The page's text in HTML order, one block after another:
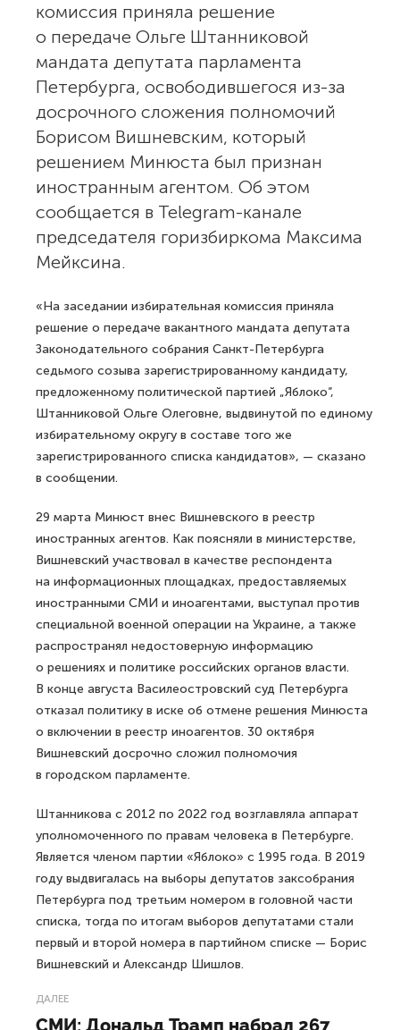
комиссия приняла решение
о передаче Ольге Штанниковой
мандата депутата парламента
Петербурга, освободившегося из-за
досрочного сложения полномочий
Борисом Вишневским, который
решением Минюста был признан
иностранным агентом. Об этом
сообщается в Telegram-канале
председателя горизбиркома Максима
Мейксина.
«На заседании избирательная комиссия приняла
решение о передаче вакантного мандата депутата
Законодательного собрания Санкт-Петербурга
седьмого созыва зарегистрированному кандидату,
предложенному политической партией „Яблоко“,
Штанниковой Ольге Олеговне, выдвинутой по единому
избирательному округу в составе того же
зарегистрированного списка кандидатов», — сказано
в сообщении.
29 марта Минюст внес Вишневского в реестр
иностранных агентов. Как поясняли в министерстве,
Вишневский участвовал в качестве респондента
на информационных площадках, предоставляемых
иностранными СМИ и иноагентами, выступал против
специальной военной операции на Украине, а также
распространял недостоверную информацию
о решениях и политике российских органов власти.
В конце августа Василеостровский суд Петербурга
отказал политику в иске об отмене решения Минюста
о включении в реестр иноагентов. 30 октября
Вишневский досрочно сложил полномочия
в городском парламенте.
Штанникова с 2012 по 2022 год возглавляла аппарат
уполномоченного по правам человека в Петербурге.
Является членом партии «Яблоко» с 1995 года. В 2019
году выдвигалась на выборы депутатов заксобрания
Петербурга под третьим номером в головной части
списка, тогда по итогам выборов депутатами стали
первый и второй номера в партийном списке — Борис
Вишневский и Александр Шишлов.
ДАЛЕЕ